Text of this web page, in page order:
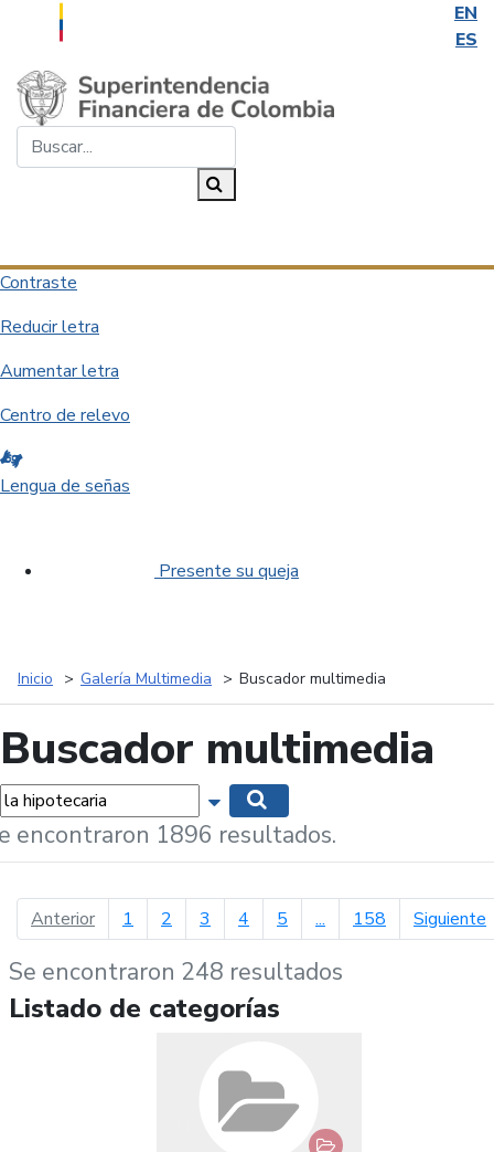
EN
ES
Saltar al contenido principal
Contraste
Reducir letra
Aumentar letra
Centro de relevo
Lengua de señas
Presente su queja
Inicio Galería Multimedia Buscador multimedia
Buscador multimedia
Mostrar opciones de búsqueda
encontraron 1896 resultados.
Anteriorpágina anterior
1 2 3 4 5 ... 158 Siguiente
Se encontraron 248 resultados
Listado de categorías